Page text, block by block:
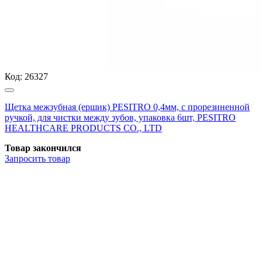
Код: 26327
Щетка межзубная (ершик) PESITRO 0,4мм, с прорезиненной
ручкой, для чистки между зубов, упаковка 6шт, PESITRO
HEALTHCARE PRODUCTS CO., LTD
Товар закончился
Запросить товар